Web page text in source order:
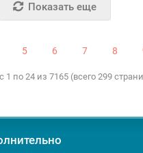
Показать еще
5 6 7 8
1 по 24 из 7165 (всего 299